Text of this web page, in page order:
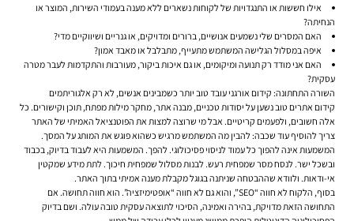
אילו חששות או התנגדויות של לקוחות נשארים ללא מענה בעמודי השירות, המוצר או
הנחיתה?
האם המסרים שלי נשמעים אנושיים, ברורים ומדויקים, או גנריים ושיווקיים מדי?
איפה במסלול הגלישה המשתמש מתעייף, מתבלבל או מאבד אמון?
האם אני מודד רק תנועה ומיקומים, או גם איכות ביקור, מעורבות והתקדמות לעבר מטרה
עסקית?
השורה התחתונה: קידום אורגני עובד טוב יותר כשמבינים אנשים, לא רק אלגוריתמים
קידום אתרים טוב נשען על יסודות טכניים, מבנה אתר, מחקר מילות מפתח, תוכן וקישורים. כל
אלה חשובים, ולפעמים קריטיים. אבל מי שרוצה למצות את הפוטנציאל האמיתי של האתר
צריך להוסיף עוד שכבה: להבין מה המשתמש מרגיש כשהוא פוגש את המותג על המסך.
המשמעות אינה להפוך כל עמוד לניסוי פסיכולוגי. להפך. המשמעות היא לעבוד בדיוק, בכבוד
ובשכל ישר. לנסח מסר שמפחית רעש. לבנות מסלול שמפחית חיכוך. לתת מידע שמקטין
אי-ודאות. ולוודא שההבטחה שניתנה בגוגל מקבלת מענה אמיתי בתוך האתר.
בסוף, הלקוח לא חווה “SEO”, והוא גם לא חווה “אופטימיזציה”. הוא חווה תחושה. אם
התחושה הזאת מדויקת, בהירה ואמינה, הסיכוי לתוצאה עסקית טובה עולה. ושם בדיוק